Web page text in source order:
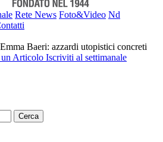
Rete News Foto&Video Nd
Emma Baeri: azzardi utopistici concreti
Articolo Iscriviti al settimanale